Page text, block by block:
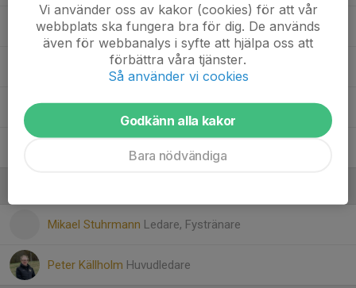
14. Nour Abolaban
14. Oliver Stuhrmann
16. Ludvig Källholm
25. Vincent Ekström
Mikael Stuhrmann Ledare, Fystränare
Peter Källholm Huvudledare
Vi använder oss av kakor (cookies) för att vår
webbplats ska fungera bra för dig. De används
även för webbanalys i syfte att hjälpa oss att
förbättra våra tjänster.
Så använder vi cookies
Godkänn alla kakor
Bara nödvändiga